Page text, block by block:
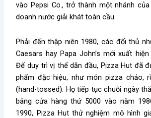
vào Pepsi Co., trở thành một nhánh
doanh nước giải khát toàn cầu.
Phải đến thập niên 1980, các đối thủ
Caesars hay Papa John’s mới xuất
Để duy trì vị thế dẫn đầu, Pizza Hut đã
phẩm đặc hiệu, như món pizza chảo,
(hand-tossed). Họ tiếp tục chuỗi ngày
bằng cửa hàng thứ 5000 vào năm
1990, Pizza Hut thử nghiệm mô hình